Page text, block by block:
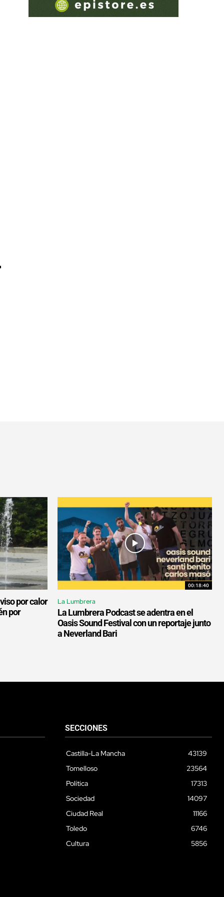
por calor
por
00:18:40
La Lumbrera
La Lumbrera Podcast se adentra en el
Oasis Sound Festival con un reportaje junto
a Neverland Bari
SECCIONES
Castilla-La Mancha
43139
Tomelloso
23564
Política
17313
Sociedad
14097
Ciudad Real
11166
Toledo
6746
Cultura
5856